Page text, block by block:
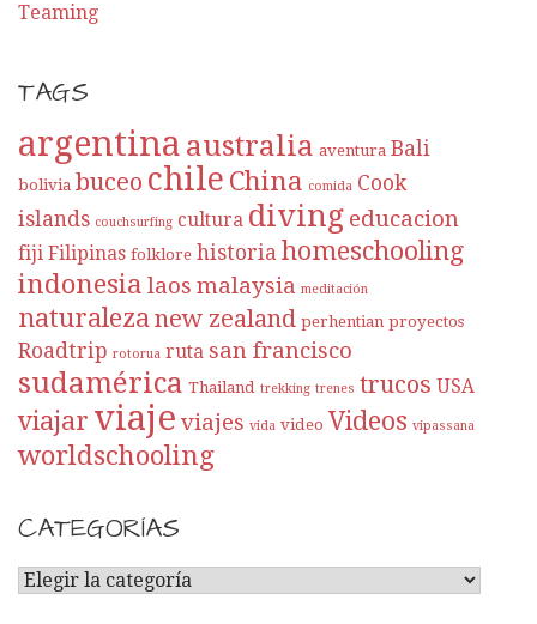
Teaming
TAGS
argentina australia aventura Bali
bolivia buceo chile China comida Cook
islands couchsurfing cultura diving educacion
fiji Filipinas folklore historia homeschooling
indonesia laos malaysia meditación
naturalezanew zealand perhentian proyectos
Roadtrip rotorua ruta san francisco
sudamérica Thailand trekking trenes trucos USA
viajar viaje viajes vida video Videos vipassana
worldschooling
CATEGORÍAS
C